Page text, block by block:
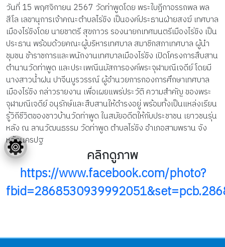
วันที่ 15 พฤศจิกายน 2567 วัดท่าพูดโดย พระใบฎีกาอรรถพล พล
สีโล เลขานุการเจ้าคณะตำบลไร่ขิง เป็นองค์ประธานฝ่ายสงฆ์ เทศบาล
เมืองไร่ขิงโดย นายชาตรี สุขถาวร รองนายกเทศมนตรีเมืองไร่ขิง เป็น
ประธาน พร้อมด้วยคณะผู้บริหารเทศบาล สมาชิกสภาเทศบาล ผู้นำ
ชุมชน ข้าราชการและพนักงานเทศบาลเมืองไร่ขิง เปิดโครงการสืบสาน
ตำนานวัดท่าพูด และประเพณีนมัสการองค์พระจุฬามณีเจดีย์ โดยมี
นางสาวน้ำฝน ปาจีนบูรวรรณ์ ผู้อำนวยการกองการศึกษาเทศบาล
เมืองไร่ขิง กล่าวรายงาน เพื่อเผยแพร่ประวัติ ความสำคัญ ของพระ
จุฬามณีเจดีย์ อนุรักษ์และสืบสานให้ดำรงอยู่ พร้อมทั้งเป็นแหล่งเรียน
รู้วิถีชีวิตของชาวบ้านวัดท่าพูด ในสมัยอดีตให้กับประชาชน เยาวชนรุ่น
หลัง ณ ลานวัฒนธรรม วัดท่าพูด ตำบลไร่ขิง อำเภอสามพราน จัง
หวัดนครปฐ
คลิกดูภาพ
https://www.facebook.com/photo?